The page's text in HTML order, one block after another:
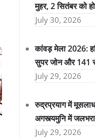
मुहर, 2 सितंबर को
July 30, 2026
कांवड़ मेला 2026:
सुपर जोन और 141
July 29, 2026
रुद्रप्रयाग में
अगस्त्यमुनि में
July 29, 2026